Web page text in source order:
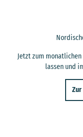
Jetzt zum monatlichen
lassen und